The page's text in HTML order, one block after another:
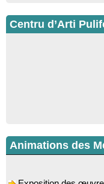
Centru d’Arti
Animations des